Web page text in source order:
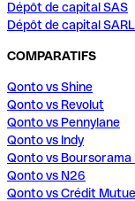
Dépôt de capital SAS
Dépôt de capital SARL
COMPARATIFS
Qonto vs Shine
Qonto vs Revolut
Qonto vs Pennylane
Qonto vs Indy
Qonto vs Boursorama
Qonto vs N26
Qonto vs Crédit